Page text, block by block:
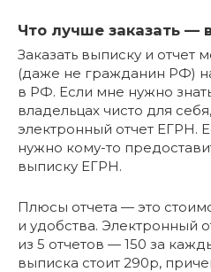
Что лучше заказать —
Заказать выписку и отчет
(даже не гражданин РФ)
в РФ. Если мне нужно
владельцах чисто для
электронный отчет ЕГРН.
нужно кому-то
выписку ЕГРН.
Плюсы отчета — это
и удобства. Электронный
из 5 отчетов — 150 за
выписка стоит 290р,